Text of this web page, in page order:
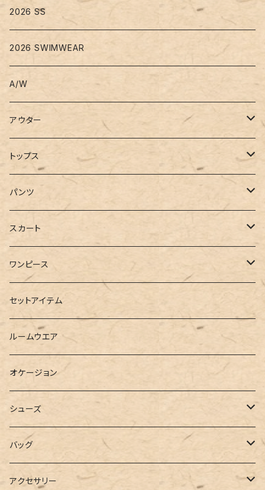
2026 SS
2026 SWIMWEAR
A/W
アウター
コート
ジャケット
ブルゾン
ロングシャツ
ダウンジャケット
ベスト
トップス
Tシャツ
カットソー
半袖
スウェット・パーカー
ニット
シャツ
ブラウス
カーディガン
ポロシャツ
ベスト
パンツ
デニム
スキニー
ショートパンツ
ハーフパンツ
スウェット
ジャージ
スラックス
ワイドパンツ
スカート
ロング
ミニ
その他
ワンピース
シャツワンピース
スウェットワンピース
パーカーワンピース
ニットワンピース
キャミワンピース
サロペット
セットアイテム
ルームウエア
オケージョン
シューズ
ブーツ
パンプス
バッグ
トートバッグ
アクセサリー